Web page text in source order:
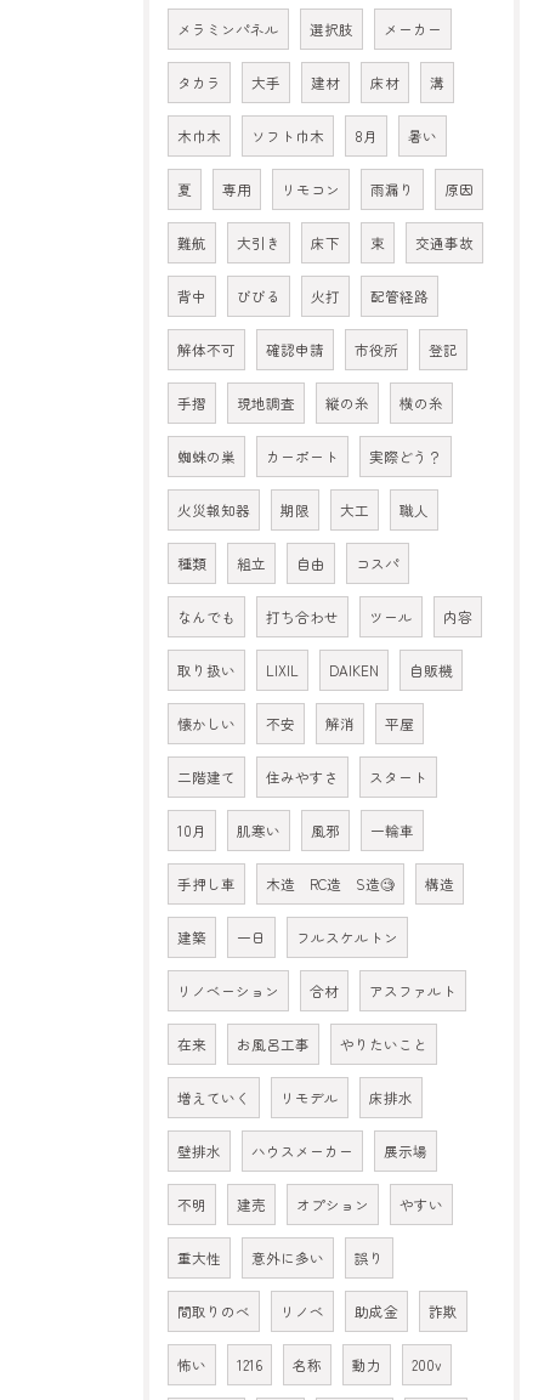
メラミンパネル 選択肢 メーカー
タカラ 大手 建材 床材 溝
木巾木 ソフト巾木 8月 暑い
夏 専用 リモコン 雨漏り 原因
難航 大引き 床下 束 交通事故
背中 びびる 火打 配管経路
解体不可 確認申請 市役所 登記
手摺 現地調査 縦の糸 横の糸
蜘蛛の巣 カーポート 実際どう？
火災報知器 期限 大工 職人
種類 組立 自由 コスパ
なんでも 打ち合わせ ツール 内容
取り扱い LIXIL DAIKEN 自販機
懐かしい 不安 解消 平屋
二階建て 住みやすさ スタート
10月 肌寒い 風邪 一輪車
手押し車 木造 RC造 S造🧐 構造
建築 一日 フルスケルトン
リノベーション 合材 アスファルト
在来 お風呂工事 やりたいこと
増えていく リモデル 床排水
壁排水 ハウスメーカー 展示場
不明 建売 オプション やすい
重大性 意外に多い 誤り
間取りのべ リノベ 助成金 詐欺
怖い 1216 名称 動力 200v